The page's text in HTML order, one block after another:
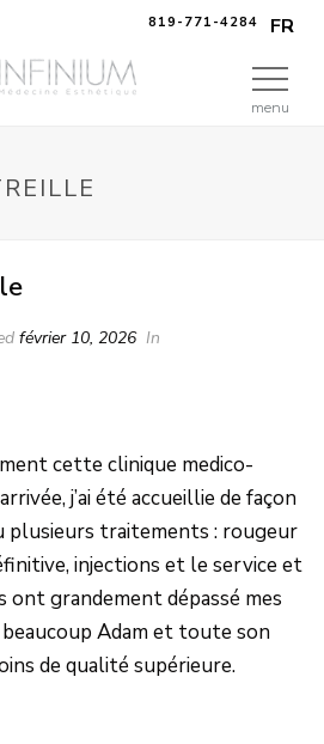
FR
819-771-4284
février 10, 2026 In
cette clinique medico-
j’ai été accueillie de façon
plusieurs traitements : rougeur
injections et le service et
grandement dépassé mes
Adam et toute son
de qualité supérieure.
menu